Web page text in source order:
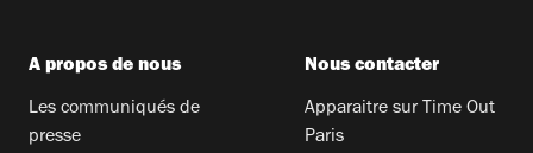
A propos de nous
Les communiqués de
presse
Nous contacter
Apparaitre sur Time Out
Paris